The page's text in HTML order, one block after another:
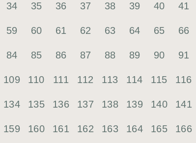
34 35 36 37 38 39 40 41
59 60 61 62 63 64 65 66
84 85 86 87 88 89 90 91
109 110 111 112 113 114 115 116
134 135 136 137 138 139 140 141
159 160 161 162 163 164 165 166